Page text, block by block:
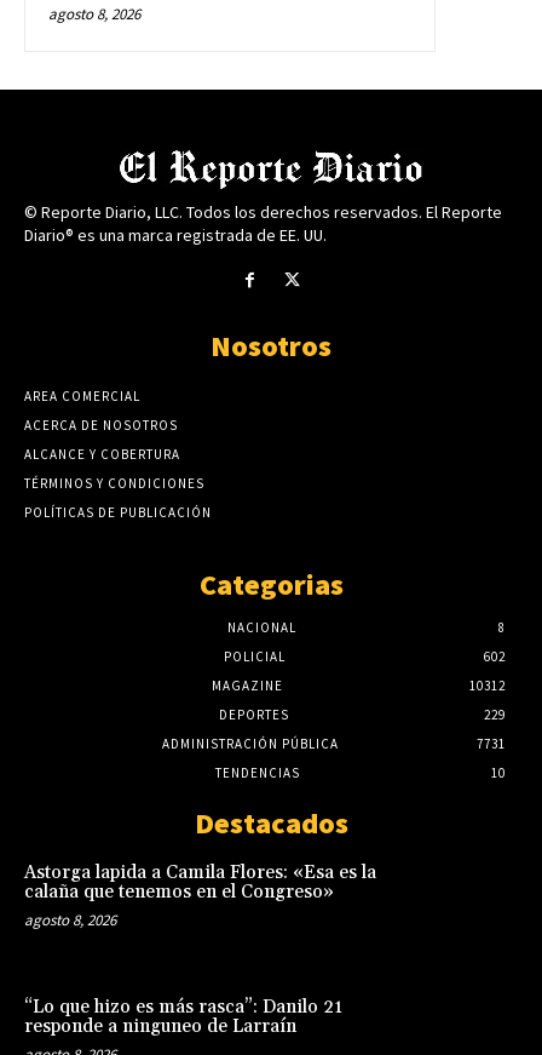
agosto 8, 2026
© Reporte Diario, LLC. Todos los derechos reservados. El Reporte
Diario® es una marca registrada de EE. UU.
Nosotros
AREA COMERCIAL
ACERCA DE NOSOTROS
ALCANCE Y COBERTURA
TÉRMINOS Y CONDICIONES
POLÍTICAS DE PUBLICACIÓN
Categorias
NACIONAL
8
POLICIAL
602
MAGAZINE
10312
DEPORTES
229
ADMINISTRACIÓN PÚBLICA
7731
TENDENCIAS
10
Destacados
Astorga lapida a Camila Flores: «Esa es la
calaña que tenemos en el Congreso»
agosto 8, 2026
“Lo que hizo es más rasca”: Danilo 21
responde a ninguneo de Larraín